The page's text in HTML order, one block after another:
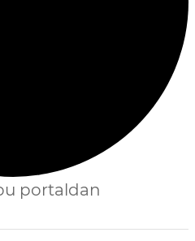
portaldan